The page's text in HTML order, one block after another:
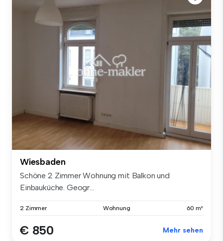
Wiesbaden
Schöne 2 Zimmer Wohnung mit Balkon und
Einbauküche. Geogr...
2 Zimmer Wohnung 60 m²
€ 850 Mehr sehen